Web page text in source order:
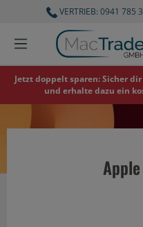
VERTRIEB: 0941 785
Jetzt doppelt sparen: Sicher
und erhalte dazu ein